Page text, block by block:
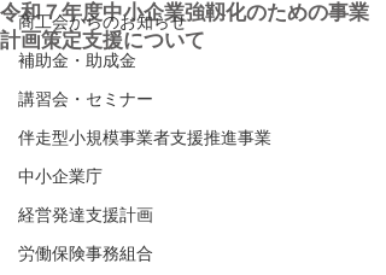
商工会からのお知らせ
補助金・助成金
講習会・セミナー
伴走型小規模事業者支援推進事業
中小企業庁
経営発達支援計画
労働保険事務組合
令和７年度中小企業強靱化のための事業
計画策定支援について